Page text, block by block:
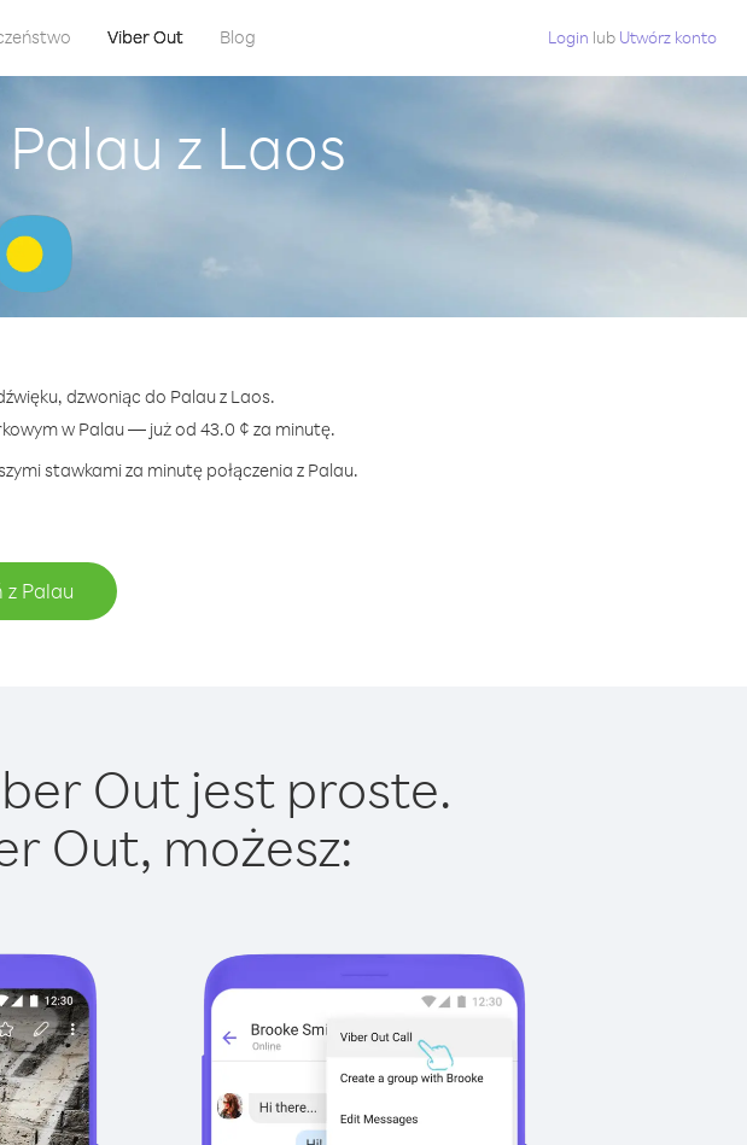
Viber Out Blog Login lub Utwórz konto
z Laos
dzwoniąc do Palau z Laos.
w Palau — już od 43.0 ¢ za minutę.
stawkami za minutę połączenia z Palau.
z Palau
Out jest proste.
Out, możesz: